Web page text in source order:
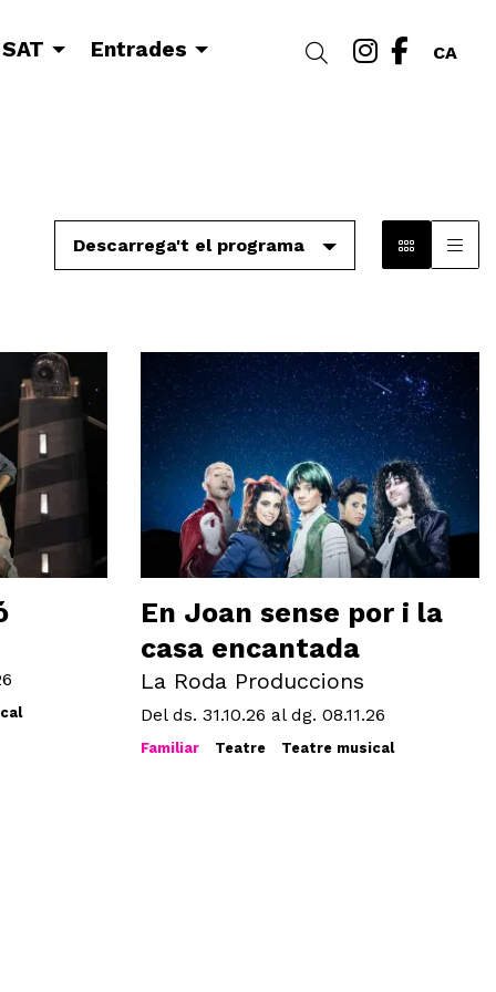
CA
Link a
Link
Cercar
Entrades
Descarrega't el programa
En Joan sense por i la
casa encantada
La Roda Produccions
Del ds. 31.10.26 al dg. 08.11.26
Familiar Teatre Teatre musical